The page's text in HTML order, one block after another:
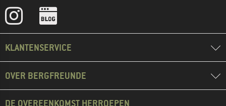
KLANTENSERVICE
OVER BERGFREUNDE
DE OVEREENKOMST HERROEPEN